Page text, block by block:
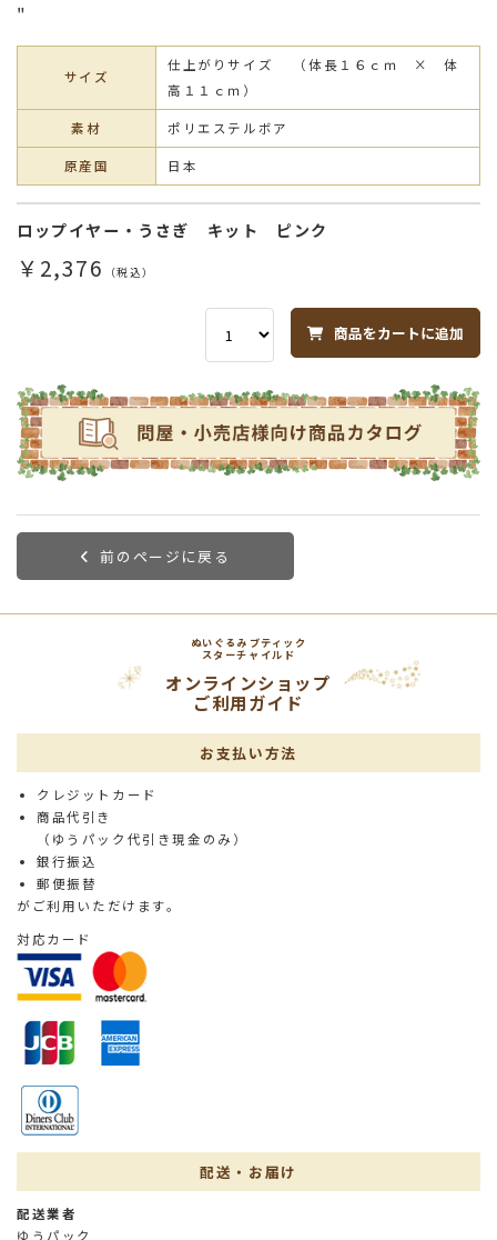
"
サイズ
仕上がりサイズ （体長１６ｃｍ × 体
高１１ｃｍ）
素材 ポリエステルボア
原産国 日本
ロップイヤー・うさぎ キット ピンク
￥2,376 （税込）
商品をカートに追加
前のページに戻る
ぬいぐるみブティック
スターチャイルド
オンラインショップ
ご利用ガイド
お支払い方法
クレジットカード
商品代引き
（ゆうパック代引き現金のみ）
銀行振込
郵便振替
がご利用いただけます。
対応カード
配送・お届け
配送業者
ゆうパック